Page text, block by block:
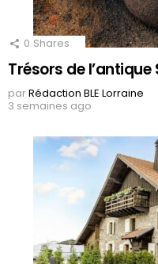
0 Shares
Trésors de l’antique
parRédaction BLE Lorraine
3 semaines ago